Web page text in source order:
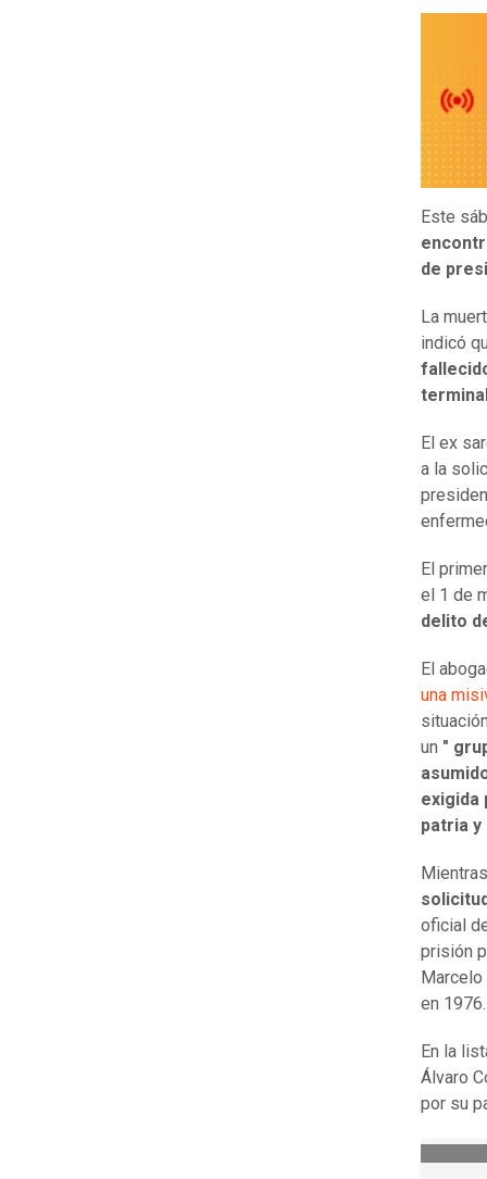
Este
de presi
La
indicó
El ex
a la
El
el 1 de
delito
El
una
un "
exigida
patria y
oficial
prisión
en
En la
Álvaro
por su